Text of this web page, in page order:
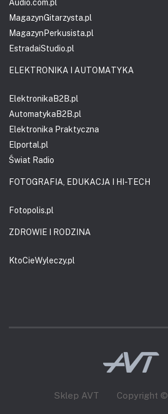
MagazynGitarzysta.pl
MagazynPerkusista.pl
EstradaiStudio.pl
ELEKTRONIKA I AUTOMATYKA
ElektronikaB2B.pl
AutomatykaB2B.pl
Elektronika Praktyczna
Elportal.pl
Świat Radio
FOTOGRAFIA, EDUKACJA I HI-TECH
Fotopolis.pl
ZDROWIE I RODZINA
KtoCieWyleczy.pl
Sklep AVT Copyright ©